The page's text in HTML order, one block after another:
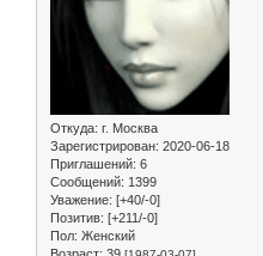
Откуда: г. Москва
Зарегистрирован: 2020-06-18
Приглашений: 6
Сообщений: 1399
Уважение: [+40/-0]
Позитив: [+211/-0]
Пол: Женский